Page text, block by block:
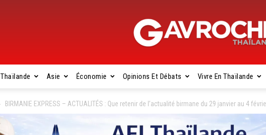
Gavroche
Thaïlande Asie Économie Opinions Et Débats Vivre En Thaïlande
BIRMANIE EXPRESS – ACTUALITÉS : Que retenir de l’actualité birmane du 29 janvier au 4